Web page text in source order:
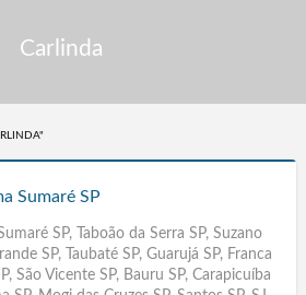
Carlinda
Sumaré SP
SP, Taboão da Serra SP, Suzano
SP, Taubaté SP, Guarujá SP, Franca
São Vicente SP, Bauru SP, Carapicuíba